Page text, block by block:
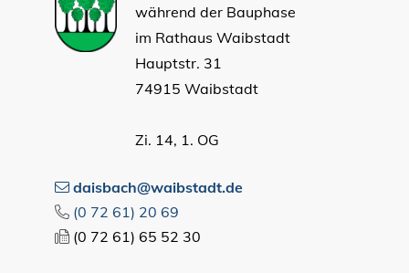
während der Bauphase
im Rathaus Waibstadt
Hauptstr. 31
74915 Waibstadt
Zi. 14, 1. OG
daisbach@waibstadt.de
(0 72 61) 20 69
(0 72 61) 65 52 30